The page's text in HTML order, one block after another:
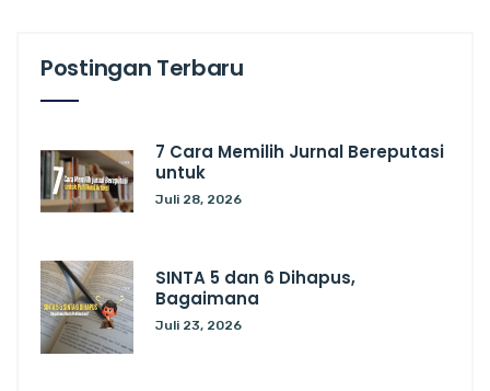
Postingan Terbaru
7 Cara Memilih Jurnal Bereputasi
untuk
Juli 28, 2026
SINTA 5 dan 6 Dihapus,
Bagaimana
Juli 23, 2026